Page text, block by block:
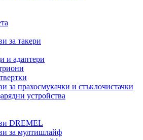
за такери
и адаптери
за прахосмукачки и стъклочистачки
устройства
DREMEL
за мултишлайф